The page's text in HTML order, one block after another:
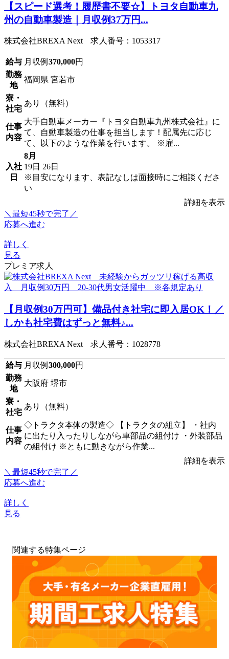
【スピード選考！履歴書不要☆】トヨタ自動車九
州の自動車製造｜月収例37万円...
株式会社BREXA Next 求人番号：1053317
給与 月収例 370,000円
勤務
地
福岡県 宮若市
寮・
社宅
あり（無料）
仕事
内容
大手自動車メーカー『トヨタ自動車九州株式会社』に
て、自動車製造の仕事を担当します！配属先に応じ
て、以下のような作業を行います。 ※雇...
入社
日
8月
19日 26日
※目安になります、表記なしは面接時にご相談くださ
い
詳細を表示
＼最短45秒で完了／
応募へ進む
詳しく
見る
プレミア求人
【月収例30万円可】備品付き社宅に即入居OK！／
しかも社宅費はずっと無料♪...
株式会社BREXA Next 求人番号：1028778
給与 月収例 300,000円
勤務
地
大阪府 堺市
寮・
社宅
あり（無料）
仕事
内容
◇トラクタ本体の製造◇ 【トラクタの組立】 ・社内
に出たり入ったりしながら車部品の組付け ・外装部品
の組付け ※ともに動きながら作業...
詳細を表示
＼最短45秒で完了／
応募へ進む
詳しく
見る
関連する特集ページ